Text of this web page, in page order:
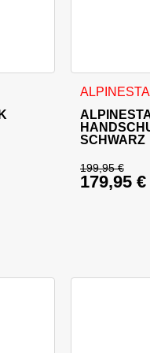
229,95 €
SCHWARZ
199,95€
179,95 €
Dieses